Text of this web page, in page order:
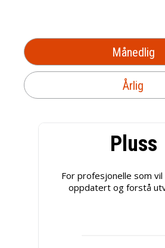
Månedlig
Årlig
Pluss
For profesjonelle som
oppdatert og forstå